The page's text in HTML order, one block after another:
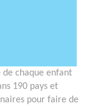
de chaque enfant
190 pays et
pour faire de